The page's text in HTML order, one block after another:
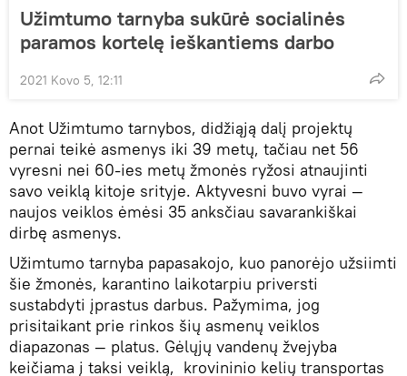
Užimtumo tarnyba sukūrė socialinės
paramos kortelę ieškantiems darbo
2021 Kovo 5, 12:11
Anot Užimtumo tarnybos, didžiąją dalį projektų
pernai teikė asmenys iki 39 metų, tačiau net 56
vyresni nei 60-ies metų žmonės ryžosi atnaujinti
savo veiklą kitoje srityje. Aktyvesni buvo vyrai —
naujos veiklos ėmėsi 35 anksčiau savarankiškai
dirbę asmenys.
Užimtumo tarnyba papasakojo, kuo panorėjo užsiimti
šie žmonės, karantino laikotarpiu priversti
sustabdyti įprastus darbus. Pažymima, jog
prisitaikant prie rinkos šių asmenų veiklos
diapazonas — platus. Gėlųjų vandenų žvejyba
keičiama į taksi veiklą, krovininio kelių transportas